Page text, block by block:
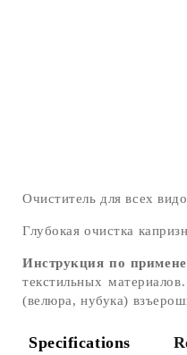
Очиститель для всех
Глубокая очистка
Инструкция по
текстильных
(велюра, нубука)
Specifications